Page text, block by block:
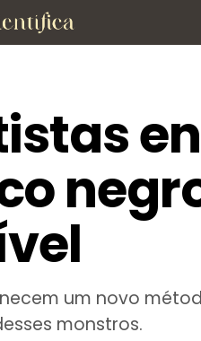
um novo
monstros.